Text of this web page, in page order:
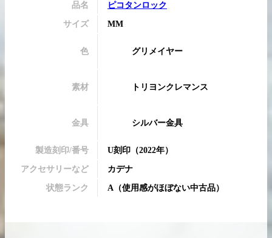
品名 ピコタンロック
サイズ MM
色 グリメイヤー
素材 トリヨンクレマンス
金具 シルバー金具
製造刻印/番号 U刻印 （2022年）
アクセサリーなど カデナ
状態ランク A （使用感がほぼない中古品）